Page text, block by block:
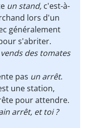
un stand, c'est-à-
lors d'un
généralement
s'abriter.
des tomates
pas un arrêt.
une station,
pour attendre.
arrêt, et toi ?